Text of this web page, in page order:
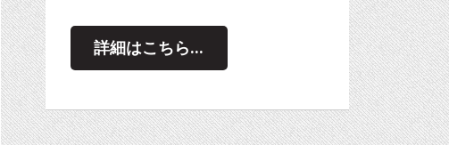
詳細はこちら...